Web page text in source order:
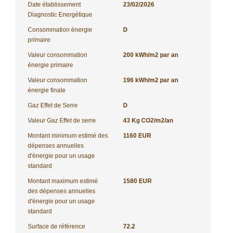
Date établissement
Diagnostic Energétique
23/02/2026
Consommation énergie
primaire
D
Valeur consommation
énergie primaire
200 kWh/m2 par an
Valeur consommation
énergie finale
196 kWh/m2 par an
Gaz Effet de Serre D
Valeur Gaz Effet de serre 43 Kg CO2/m2/an
Montant minimum estimé des
dépenses annuelles
d'énergie pour un usage
standard
1160 EUR
Montant maximum estimé
des dépenses annuelles
d'énergie pour un usage
standard
1580 EUR
Surface de référence 72.2